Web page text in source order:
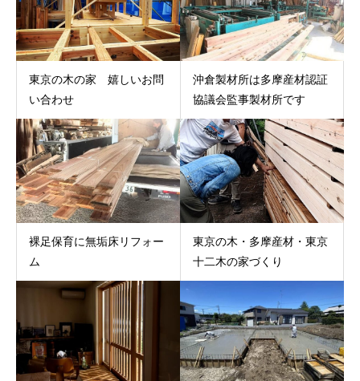
東京の木の家 嬉しいお問
い合わせ
沖倉製材所は多摩産材認証
協議会監事製材所です
裸足保育に無垢床リフォー
ム
東京の木・多摩産材・東京
十二木の家づくり